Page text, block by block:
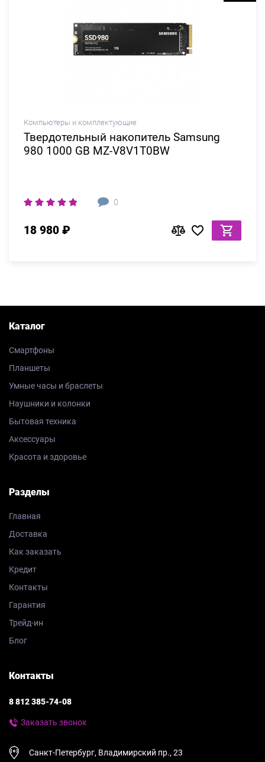
Компьютеры и комплектующие
Твердотельный накопитель Samsung
980 1000 GB MZ-V8V1T0BW
0
18 980 ₽
Каталог
Смартфоны
Планшеты
Умные часы и браслеты
Наушники и колонки
Бытовая техника
Аксессуары
Красота и здоровье
Разделы
Главная
Доставка
Как заказать
Кредит
Контакты
Гарантия
Трейд-ин
Блог
Контакты
8 812 385-74-08
Заказать звонок
Санкт-Петербург, Владимирский пр., 23